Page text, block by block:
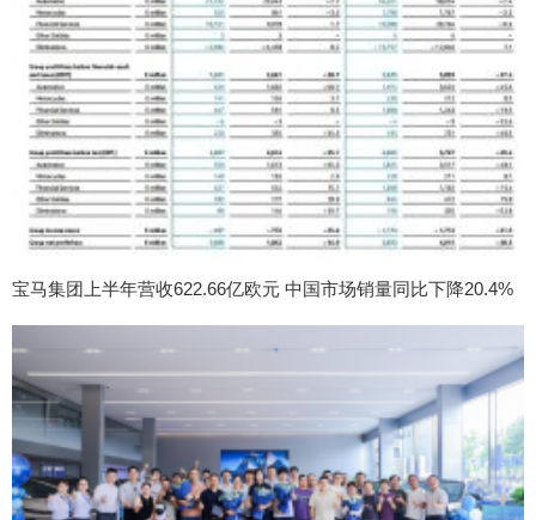
宝马集团上半年营收622.66亿欧元 中国市场销量同比下降20.4%